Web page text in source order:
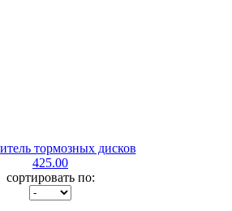
тормозных дисков
425.00
сортировать по: